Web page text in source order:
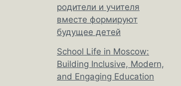
родители и учителя
вместе формируют
будущее детей
School Life in Moscow:
Building Inclusive, Modern,
and Engaging Education